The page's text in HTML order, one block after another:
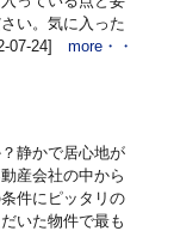
い。気に入った
07-24] more・・
静かで居心地が
産会社の中から
件にピッタリの
いた物件で最も